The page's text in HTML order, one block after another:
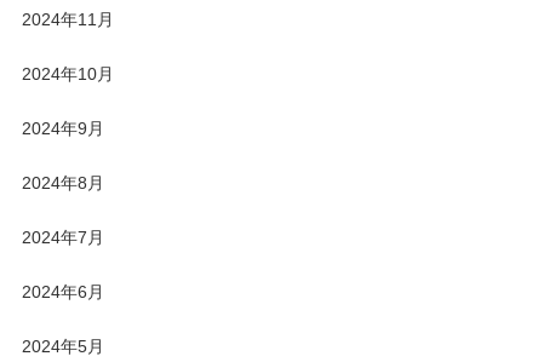
2024年11月
2024年10月
2024年9月
2024年8月
2024年7月
2024年6月
2024年5月